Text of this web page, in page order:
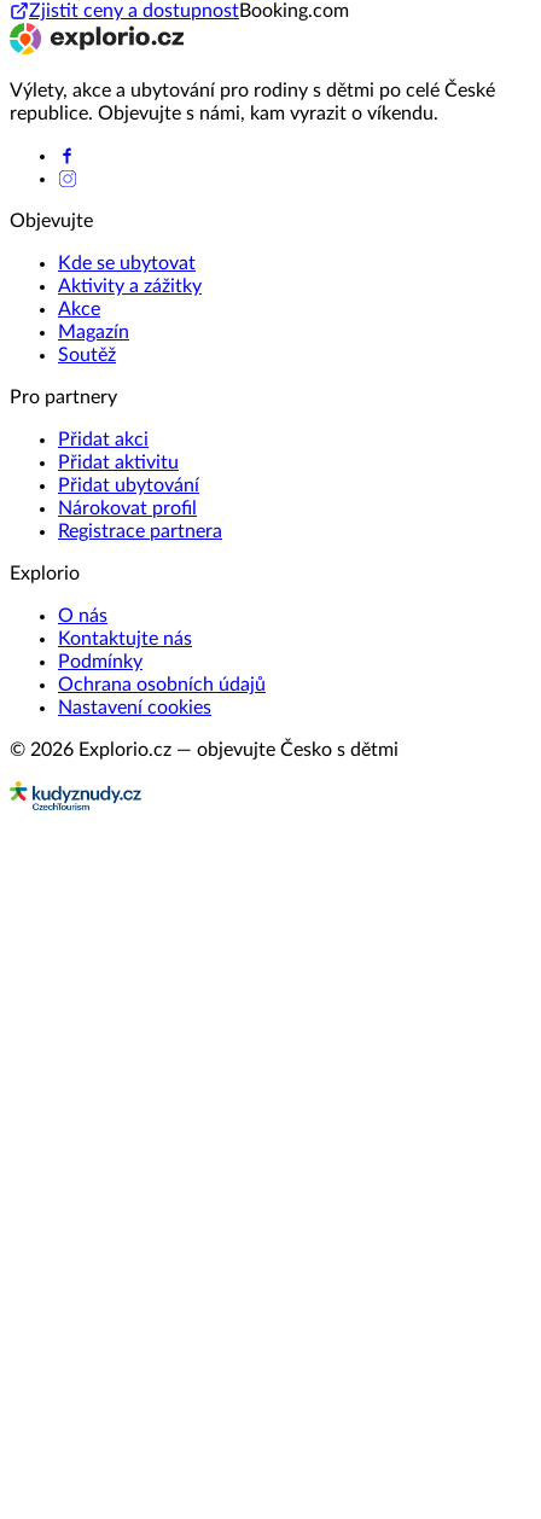
Zjistit ceny a dostupnostBooking.com
Výlety, akce a ubytování pro rodiny s dětmi po celé České
republice. Objevujte s námi, kam vyrazit o víkendu.
Objevujte
Kde se ubytovat
Aktivity a zážitky
Akce
Magazín
Soutěž
Pro partnery
Přidat akci
Přidat aktivitu
Přidat ubytování
Nárokovat profil
Registrace partnera
Explorio
O nás
Kontaktujte nás
Podmínky
Ochrana osobních údajů
Nastavení cookies
© 2026 Explorio.cz — objevujte Česko s dětmi